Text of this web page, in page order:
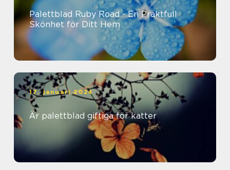
Palettblad Ruby Road - En Praktfull
Skönhet för Ditt Hem
17. januari 2024
Är palettblad giftiga för katter